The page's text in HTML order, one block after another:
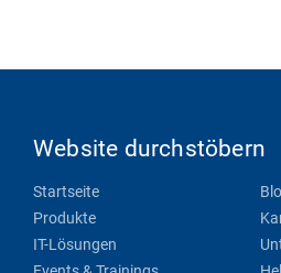
Website durchstöbern
Startseite
Produkte
IT-Lösungen